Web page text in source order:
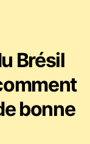
Comment
ajouter
une
touche
de
Brésil
bonne